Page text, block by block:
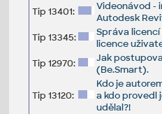
Tip 13401:
Videonávod -
Autodesk
Tip 13345:
Správa
licence
Tip 12970:
Jak
(Be.Smart).
Tip 13120:
Kdo je
a kdo provedl
udělal?!